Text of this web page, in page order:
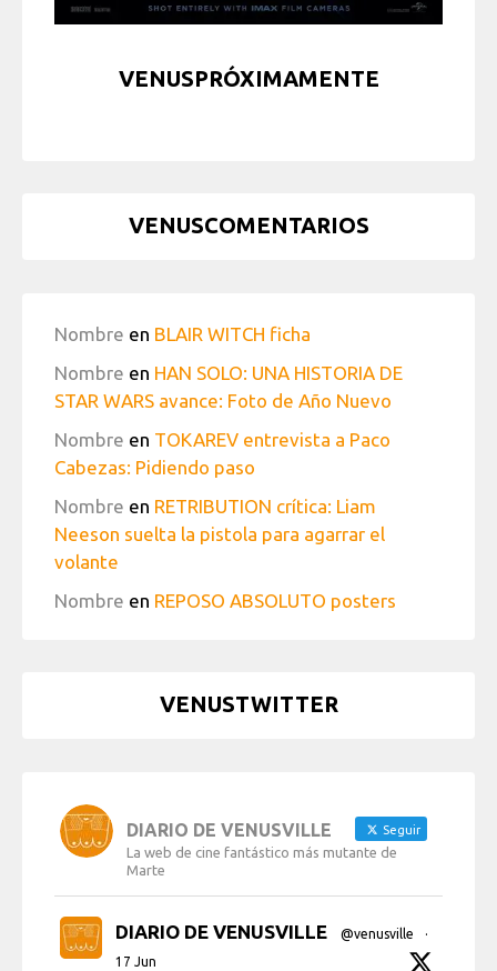
VENUSPRÓXIMAMENTE
VENUSCOMENTARIOS
Nombre en BLAIR WITCH ficha
Nombre en HAN SOLO: UNA HISTORIA DE
STAR WARS avance: Foto de Año Nuevo
Nombre en TOKAREV entrevista a Paco
Cabezas: Pidiendo paso
Nombre en RETRIBUTION crítica: Liam
Neeson suelta la pistola para agarrar el
volante
Nombre en REPOSO ABSOLUTO posters
VENUSTWITTER
DIARIO DE VENUSVILLE Seguir
La web de cine fantástico más mutante de
Marte
DIARIO DE VENUSVILLE @venusville
·
17 Jun